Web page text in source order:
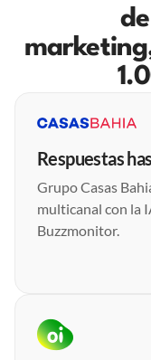
Respuestas
Grupo Casas
multicanal con la
Buzzmonitor.